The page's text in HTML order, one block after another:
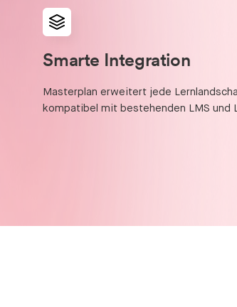
Smarte Integration
Masterplan erweitert jede
kompatibel mit bestehenden LMS und